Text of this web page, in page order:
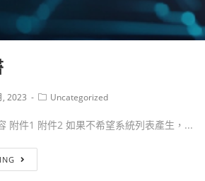
, 2023 Uncategorized
附件1 附件2 如果不希望系統列表產生，...